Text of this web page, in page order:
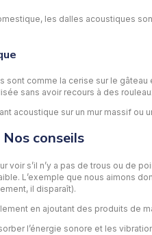
les dalles acoustiques
comme la cerise sur le
sans avoir recours à des
acoustique sur un mur massif
conseils
voir s’il n’y a pas de trous ou de
L’exemple que nous aimons
il disparaît).
en ajoutant des produits de
l’énergie sonore et les